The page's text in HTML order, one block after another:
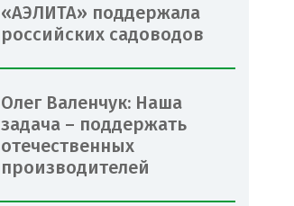
«АЭЛИТА» поддержала
российских садоводов
Олег Валенчук: Наша
задача – поддержать
отечественных
производителей